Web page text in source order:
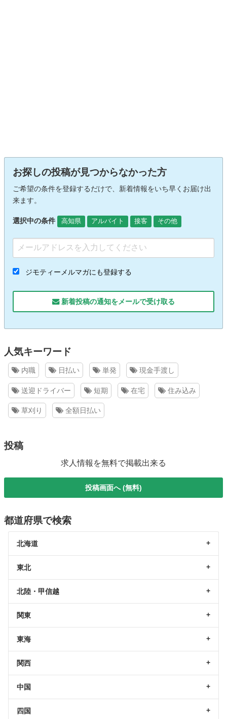
お探しの投稿が見つからなかった方
ご希望の条件を登録するだけで、新着情報をいち早くお届け出
来ます。
選択中の条件 高知県 アルバイト 接客 その他
ジモティーメルマガにも登録する
新着投稿の通知をメールで受け取る
人気キーワード
内職 日払い 単発 現金手渡し
送迎ドライバー 短期 在宅 住み込み
草刈り 全額日払い
投稿
求人情報を無料で掲載出来る
投稿画面へ (無料)
都道府県で検索
北海道
東北
北陸・甲信越
関東
東海
関西
中国
四国